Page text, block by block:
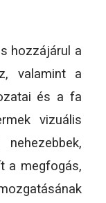
hozzájárul a
valamint a
és a fa
vizuális
a megfogás,